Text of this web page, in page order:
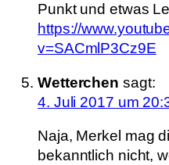
Punkt und etwas
https://
v=SACmlP3Cz9E
Wetterchen sagt:
4. Juli 2017 um
Naja, Merkel mag
bekanntlich nicht,